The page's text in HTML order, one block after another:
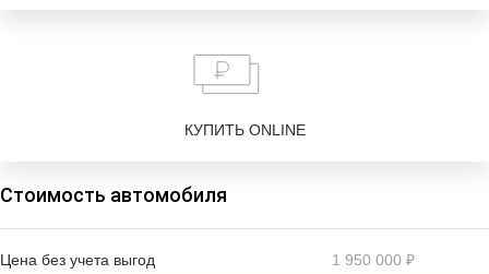
КУПИТЬ ONLINE
Стоимость автомобиля
Цена без учета выгод 1 950 000 ₽